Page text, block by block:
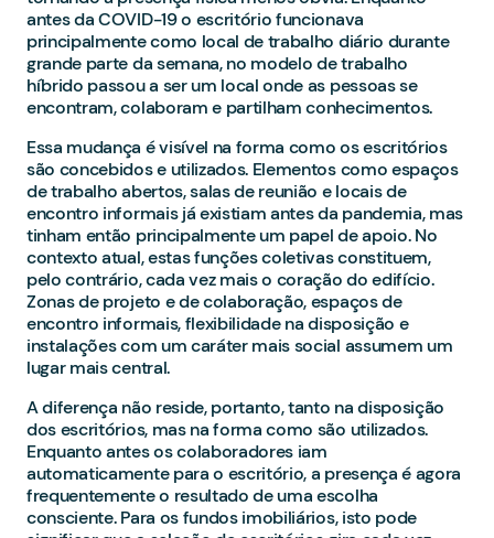
antes da COVID-19 o escritório funcionava
principalmente como local de trabalho diário durante
grande parte da semana, no modelo de trabalho
híbrido passou a ser um local onde as pessoas se
encontram, colaboram e partilham conhecimentos.
Essa mudança é visível na forma como os escritórios
são concebidos e utilizados. Elementos como espaços
de trabalho abertos, salas de reunião e locais de
encontro informais já existiam antes da pandemia, mas
tinham então principalmente um papel de apoio. No
contexto atual, estas funções coletivas constituem,
pelo contrário, cada vez mais o coração do edifício.
Zonas de projeto e de colaboração, espaços de
encontro informais, flexibilidade na disposição e
instalações com um caráter mais social assumem um
lugar mais central.
A diferença não reside, portanto, tanto na disposição
dos escritórios, mas na forma como são utilizados.
Enquanto antes os colaboradores iam
automaticamente para o escritório, a presença é agora
frequentemente o resultado de uma escolha
consciente. Para os fundos imobiliários, isto pode